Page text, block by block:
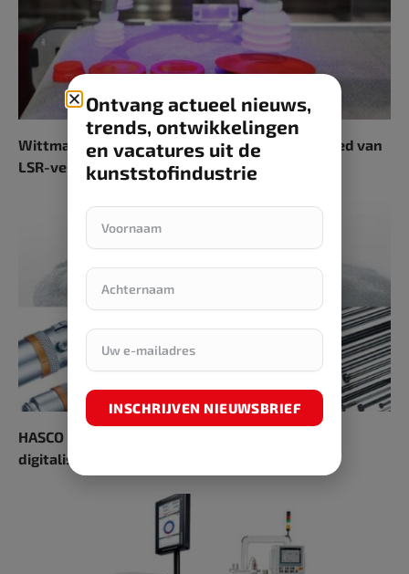
Wittmann demonstreert expertise op het gebied van
LSR-verwerking Tijdens Industry Fair in Celje
HASCO richt zich op nieuwe ontwikkelingen en
digitalisering tijdens K 2022
Ontvang actueel nieuws,
trends, ontwikkelingen
en vacatures uit de
kunststofindustrie
INSCHRIJVEN NIEUWSBRIEF